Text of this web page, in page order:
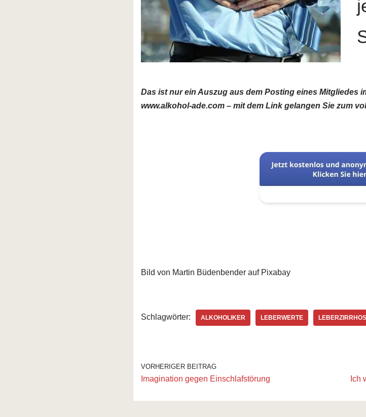
Das ist nur ein Auszug aus dem Posting eines Mitgliedes
www.alkohol-ade.com – mit dem Link gelangen Sie zum
Bild von Martin Büdenbender auf Pixabay
Schlagwörter: ALKOHOLIKER LEBERWERTE
VORHERIGER BEITRAG
Imagination gegen Einschlafstörung Ich